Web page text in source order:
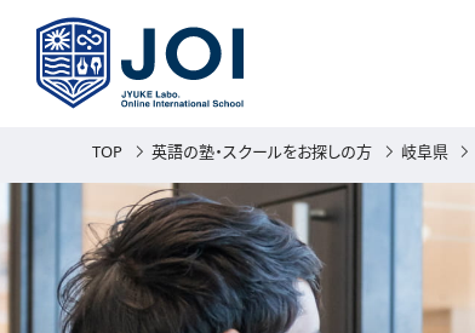
TOP 英語の塾・スクールをお探しの方 岐阜県